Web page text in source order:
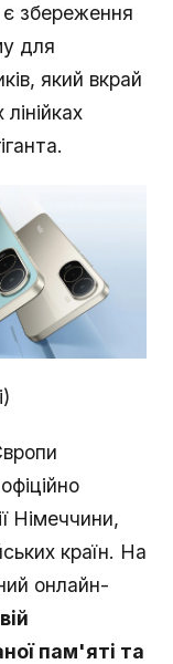
є збереження
для
який вкрай
Німеччини,
країн. На
онлайн-
пам'яті та